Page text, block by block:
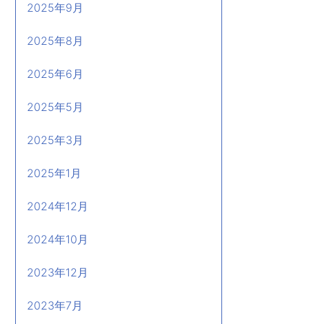
2025年9月
2025年8月
2025年6月
2025年5月
2025年3月
2025年1月
2024年12月
2024年10月
2023年12月
2023年7月